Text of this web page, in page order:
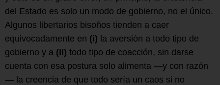
del Estado es solo un modo de gobierno, no el único.
Algunos libertarios bisoños tienden a caer
equivocadamente en (i) la aversión a todo tipo de
gobierno y a (ii) todo tipo de coacción, sin darse
cuenta con esa postura solo alimenta —y con razón
— la creencia de que todo sería un caos si no